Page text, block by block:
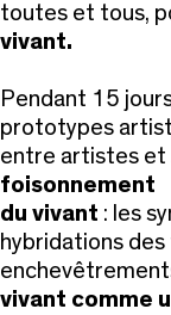
toutes et tous,
vivant.
Pendant 15
prototypes
entre artistes et
foisonnement
du vivant : les
hybridations
vivant comme